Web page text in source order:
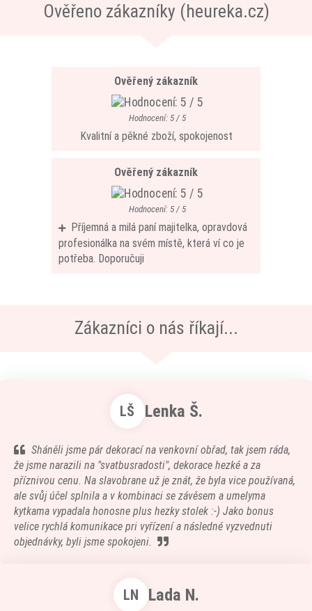
Ověřeno zákazníky (heureka.cz)
Ověřený zákazník
Hodnocení: 5 / 5
Kvalitní a pěkné zboží, spokojenost
Ověřený zákazník
Hodnocení: 5 / 5
Příjemná a milá paní majitelka, opravdová
profesionálka na svém místě, která ví co je
potřeba. Doporučuji
Zákazníci o nás říkají...
LŠ Lenka Š.
Sháněli jsme pár dekorací na venkovní obřad, tak jsem ráda,
že jsme narazili na "svatbusradosti", dekorace hezké a za
příznivou cenu. Na slavobrane už je znát, že byla vice používaná,
ale svůj účel splnila a v kombinaci se závěsem a umelyma
kytkama vypadala honosne plus hezky stolek :-) Jako bonus
velice rychlá komunikace pri vyřízení a následné vyzvednuti
objednávky, byli jsme spokojeni.
LN Lada N.